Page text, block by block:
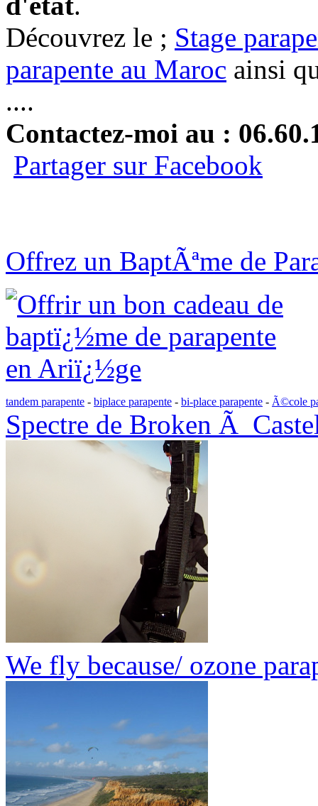
Découvrez le ; Stage
parapente au Maroc ainsi
....
Contactez-moi au :
Partager sur Facebook
Offrez un BaptÃªme de
tandem parapente - biplace parapente - bi-place parapente - Ã©cole
Spectre de Broken Ã
We fly because/ ozone